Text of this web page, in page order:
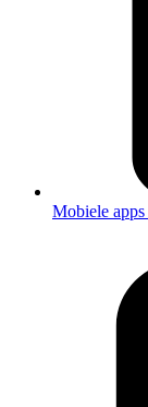
Mobiele apps